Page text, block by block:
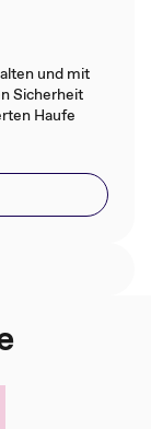
und mit
Sicherheit
Haufe